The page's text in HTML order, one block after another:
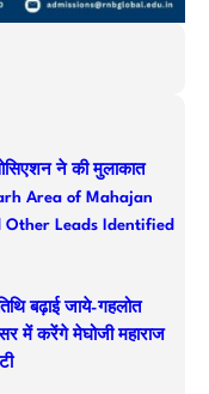
ने की मुलाकात
Area of Mahajan
Other Leads Identified
बढ़ाई जाये-गहलोत
में करेंगे मेघोजी महाराज